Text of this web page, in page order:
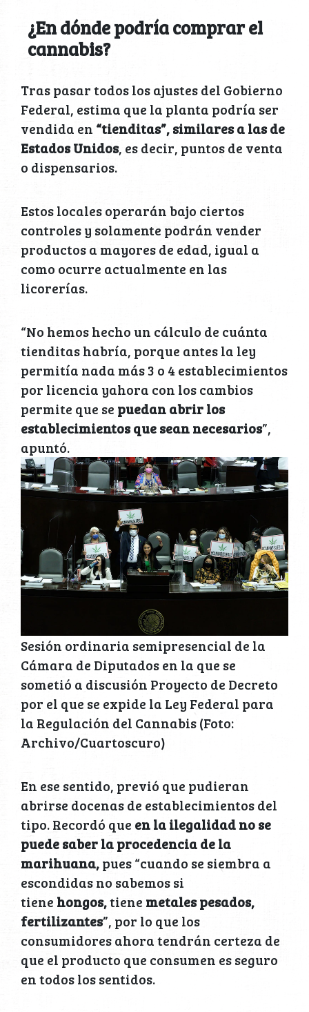
¿En dónde podría comprar el
cannabis?
Tras pasar todos los ajustes del Gobierno
Federal, estima que la planta podría ser
vendida en “tienditas”, similares a las de
Estados Unidos, es decir, puntos de venta
o dispensarios.
Estos locales operarán bajo ciertos
controles y solamente podrán vender
productos a mayores de edad, igual a
como ocurre actualmente en las
licorerías.
“No hemos hecho un cálculo de cuánta
tienditas habría, porque antes la ley
permitía nada más 3 o 4 establecimientos
por licencia yahora con los cambios
permite que se puedan abrir los
establecimientos que sean necesarios”,
apuntó.
Sesión ordinaria semipresencial de la
Cámara de Diputados en la que se
sometió a discusión Proyecto de Decreto
por el que se expide la Ley Federal para
la Regulación del Cannabis (Foto:
Archivo/Cuartoscuro)
En ese sentido, previó que pudieran
abrirse docenas de establecimientos del
tipo. Recordó que en la ilegalidad no se
puede saber la procedencia de la
marihuana,pues “cuando se siembra a
escondidas no sabemos si
tiene hongos,tiene metales pesados,
fertilizantes”, por lo que los
consumidores ahora tendrán certeza de
que el producto que consumen es seguro
en todos los sentidos.